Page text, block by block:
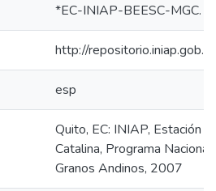
*EC-INIAP-BEESC-MGC.
http://
esp
Quito, EC: INIAP, Estación
Catalina, Programa
Granos Andinos, 2007